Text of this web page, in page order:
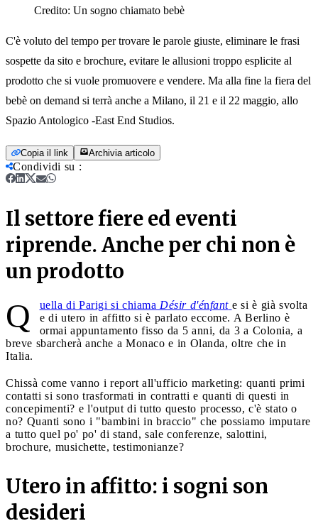
Credito: Un sogno chiamato bebè
C'è voluto del tempo per trovare le parole giuste, eliminare le frasi
sospette da sito e brochure, evitare le allusioni troppo esplicite al
prodotto che si vuole promuovere e vendere. Ma alla fine la fiera del
bebè on demand si terrà anche a Milano, il 21 e il 22 maggio, allo
Spazio Antologico -East End Studios.
Copia il link Archivia articolo
Condividi su :
Il settore fiere ed eventi
riprende. Anche per chi non è
un prodotto
Q uella di Parigi si chiama Désir d'énfant e si è già svolta
e di utero in affitto si è parlato eccome. A Berlino è
ormai appuntamento fisso da 5 anni, da 3 a Colonia, a
breve sbarcherà anche a Monaco e in Olanda, oltre che in
Italia.
Chissà come vanno i report all'ufficio marketing: quanti primi
contatti si sono trasformati in contratti e quanti di questi in
concepimenti? e l'output di tutto questo processo, c'è stato o
no? Quanti sono i "bambini in braccio" che possiamo imputare
a tutto quel po' po' di stand, sale conferenze, salottini,
brochure, musichette, testimonianze?
Utero in affitto: i sogni son
desideri